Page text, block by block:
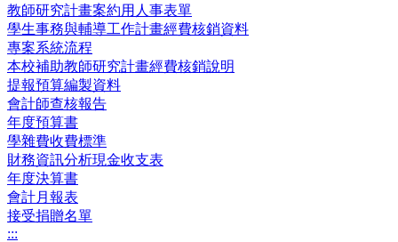
教師研究計畫案約用人事表單
學生事務與輔導工作計畫經費核銷資料
專案系統流程
本校補助教師研究計畫經費核銷說明
提報預算編製資料
會計師查核報告
年度預算書
學雜費收費標準
財務資訊分析現金收支表
年度決算書
會計月報表
接受捐贈名單
:::